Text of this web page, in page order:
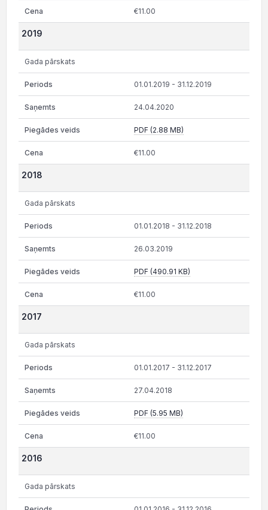
€11.00
2019
Gada pārskats
01.01.2019 - 31.12.2019
24.04.2020
PDF (2.88 MB)
€11.00
2018
Gada pārskats
01.01.2018 - 31.12.2018
26.03.2019
PDF (490.91 KB)
€11.00
2017
Gada pārskats
01.01.2017 - 31.12.2017
27.04.2018
PDF (5.95 MB)
€11.00
2016
Gada pārskats